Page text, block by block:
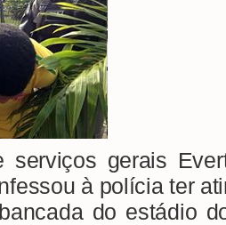
serviços gerais
à polícia ter
do estádio